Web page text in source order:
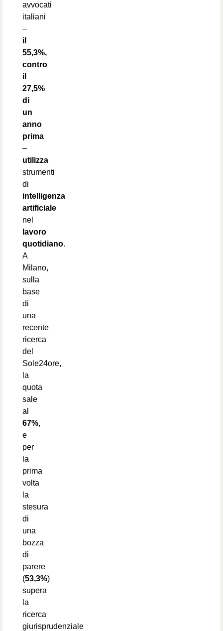
avvocati
italiani
–
il
55,3%,
contro
il
27,5%
di
un
anno
prima
–
utilizza
strumenti
di
intelligenza
artificiale
nel
lavoro
quotidiano.
A
Milano,
sulla
base
di
una
recente
ricerca
del
Sole24ore,
la
quota
sale
al
67%,
e
per
la
prima
volta
la
stesura
di
una
bozza
di
parere
(53,3%)
supera
la
ricerca
giurisprudenziale